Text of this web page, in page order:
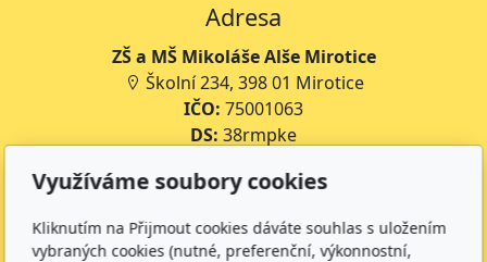
Adresa
ZŠ a MŠ Mikoláše Alše Mirotice
Školní 234, 398 01 Mirotice
IČO: 75001063
DS: 38rmpke
Číslo účtu jídelny:643227399/0800
Kontakt
Využíváme soubory cookies
Kliknutím na Přijmout cookies dáváte souhlas s uložením
vybraných cookies (nutné, preferenční, výkonnostní,